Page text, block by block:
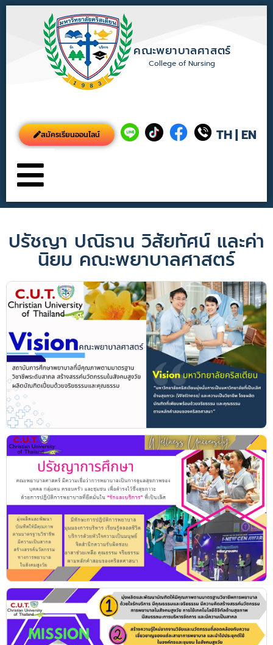
คณะพยาบาลศาสตร์
College of Nursing
สมัครเรียนออนไลน์ TH| EN
ปรัชญา ปณิธาน วิสัยทัศน์ และค่า
นิยม คณะพยาบาลศาสตร์